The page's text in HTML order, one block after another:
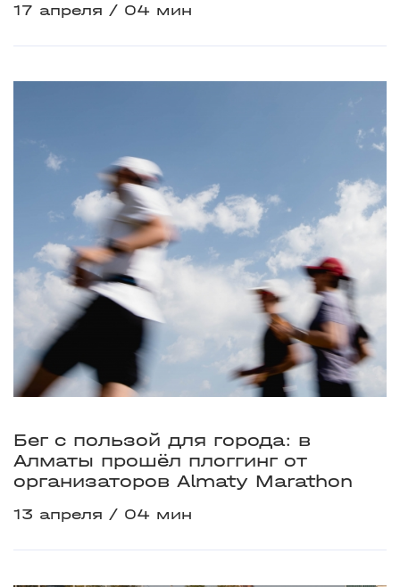
17 апреля 04 мин
Бег с пользой для города: в
Алматы прошёл плоггинг от
организаторов Almaty Marathon
13 апреля 04 мин